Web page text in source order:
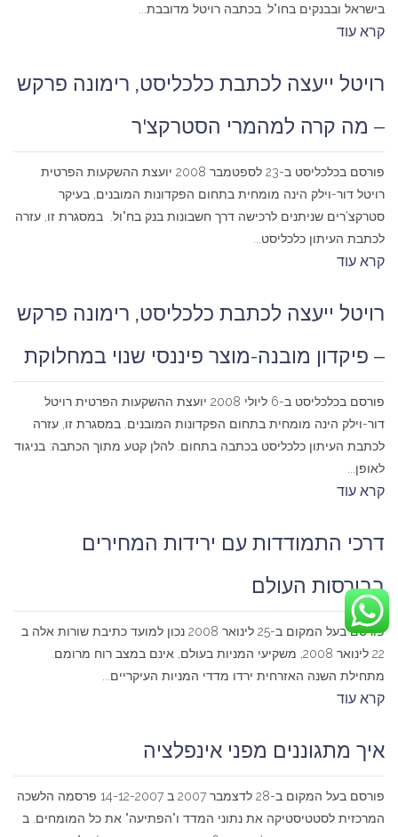
בישראל ובבנקים בחו"ל. בכתבה רויטל מדובבת...
קרא עוד
רויטל ייעצה לכתבת כלכליסט, רימונה פרקש
– מה קרה למהמרי הסטרקצ'ר
פורסם בכלכליסט ב-23 לספטמבר 2008 יועצת ההשקעות הפרטית
רויטל דור-וילק הינה מומחית בתחום הפקדונות המובנים, בעיקר
סטרקצ'רים שניתנים לרכישה דרך חשבונות בנק בח"ול. במסגרת זו, עזרה
לכתבת העיתון כלכליסט...
קרא עוד
רויטל ייעצה לכתבת כלכליסט, רימונה פרקש
– פיקדון מובנה-מוצר פיננסי שנוי במחלוקת
פורסם בכלכליסט ב-6 ליולי 2008 יועצת ההשקעות הפרטית רויטל
דור-וילק הינה מומחית בתחום הפקדונות המובנים. במסגרת זו, עזרה
לכתבת העיתון כלכליסט בכתבה בתחום. להלן קטע מתוך הכתבה: בניגוד
לאופן...
קרא עוד
דרכי התמודדות עם ירידות המחירים
בבורסות העולם
פורסם בעל המקום ב-25 לינואר 2008 נכון למועד כתיבת שורות אלה ב
22 לינואר 2008, משקיעי המניות בעולם, אינם במצב רוח מרומם.
מתחילת השנה האזרחית ירדו מדדי המניות העיקריים...
קרא עוד
איך מתגוננים מפני אינפלציה
פורסם בעל המקום ב-28 לדצמבר 2007 ב 14-12-2007 פרסמה הלשכה
המרכזית לסטטיסטיקה את נתוני המדד ו"הפתיעה" את כל המומחים. ב